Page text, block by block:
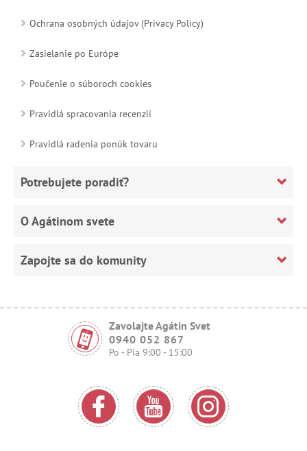
Ochrana osobných údajov (Privacy Policy)
Zasielanie po Európe
Poučenie o súboroch cookies
Pravidlá spracovania recenzií
Pravidlá radenia ponúk tovaru
Potrebujete poradiť?
O Agátinom svete
Zapojte sa do komunity
Zavolajte Agátin Svet
0940 052 867
Po - Pia 9:00 - 15:00